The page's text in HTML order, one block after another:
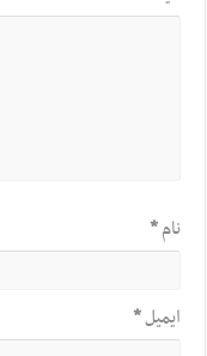
نام*
ایمیل*